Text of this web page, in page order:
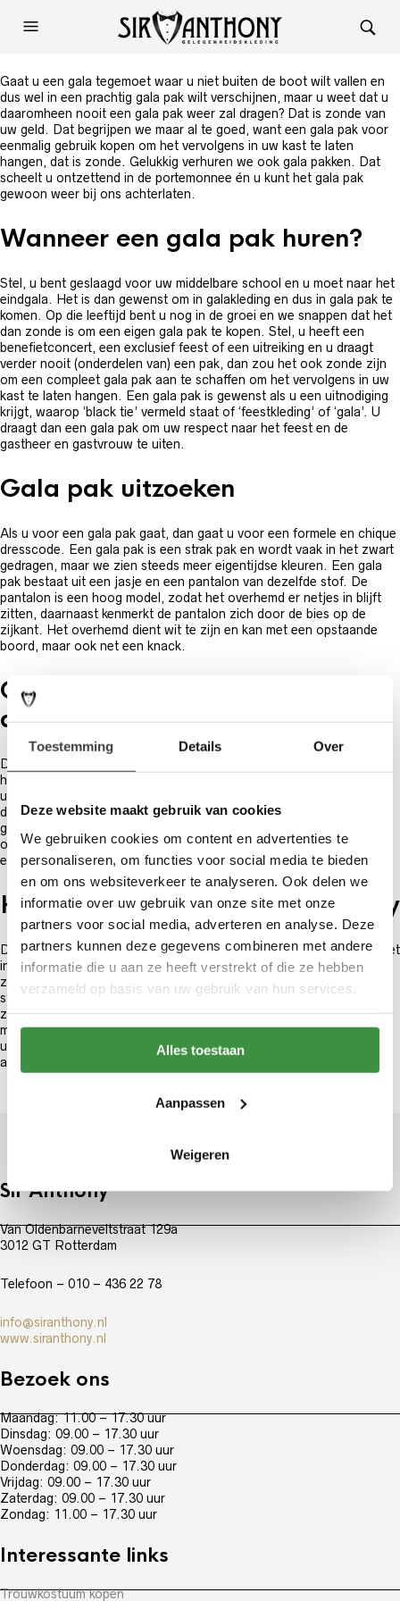
Toestemming Details Over
Deze website maakt gebruik van cookies
We gebruiken cookies om content en advertenties te
personaliseren, om functies voor social media te bieden
en om ons websiteverkeer te analyseren. Ook delen we
informatie over uw gebruik van onze site met onze
partners voor social media, adverteren en analyse. Deze
partners kunnen deze gegevens combineren met andere
informatie die u aan ze heeft verstrekt of die ze hebben
verzameld op basis van uw gebruik van hun services.
Alles toestaan
Aanpassen
Weigeren
Gaat u een gala tegemoet waar u niet buiten de boot wilt vallen en
dus wel in een prachtig gala pak wilt verschijnen, maar u weet dat u
daaromheen nooit een gala pak weer zal dragen? Dat is zonde van
uw geld. Dat begrijpen we maar al te goed, want een gala pak voor
eenmalig gebruik kopen om het vervolgens in uw kast te laten
hangen, dat is zonde. Gelukkig verhuren we ook gala pakken. Dat
scheelt u ontzettend in de portemonnee én u kunt het gala pak
gewoon weer bij ons achterlaten.
Wanneer een gala pak huren?
Stel, u bent geslaagd voor uw middelbare school en u moet naar het
eindgala. Het is dan gewenst om in galakleding en dus in gala pak te
komen. Op die leeftijd bent u nog in de groei en we snappen dat het
dan zonde is om een eigen gala pak te kopen. Stel, u heeft een
benefietconcert, een exclusief feest of een uitreiking en u draagt
verder nooit (onderdelen van) een pak, dan zou het ook zonde zijn
om een compleet gala pak aan te schaffen om het vervolgens in uw
kast te laten hangen. Een gala pak is gewenst als u een uitnodiging
krijgt, waarop ‘black tie’ vermeld staat of ‘feestkleding’ of ‘gala’. U
draagt dan een gala pak om uw respect naar het feest en de
gastheer en gastvrouw te uiten.
Gala pak uitzoeken
Als u voor een gala pak gaat, dan gaat u voor een formele en chique
dresscode. Een gala pak is een strak pak en wordt vaak in het zwart
gedragen, maar we zien steeds meer eigentijdse kleuren. Een gala
pak bestaat uit een jasje en een pantalon van dezelfde stof. De
pantalon is een hoog model, zodat het overhemd er netjes in blijft
zitten, daarnaast kenmerkt de pantalon zich door de bies op de
zijkant. Het overhemd dient wit te zijn en kan met een opstaande
boord, maar ook net een knack.
Gala pak met bijbehorende
accessoires
De benodigde accessoires bij een gala pak kunt u bij de gala pak
huren via Sir Anthony. Zo heeft u alles bij één zaak én we adviseren
u ook graag in wat wel en niet mag volgens de etiquette bij het
dragen van een gala pak. Zo gaat u zelfverzekerd naar de speciale
gelegenheid toe! U kunt onder andere de strik huren, maar ook het
overhemd en de schoenen. Wist u dat het bij een schoolgala
eigenlijk hoort om een corsage te dragen?
Huur uw gala pak bij Sir Anthony
Door een gala pak te huren, bespaart u geld. Daarmee wilt u nog niet
inleveren op kwaliteit en service. Daar hoeft u bij Sir Anthony ook
zeker niet bang voor te zijn. We zijn een begrip in Rotterdam en
staan graag en met veel plezier klaar voor onze klanten. U kunt
zonder afspraak bij ons binnen komen lopen. Op zondag en
maandag beginnen we om 11.00 uur en op de overige dagen 09.30
uur. We sluiten de winkel om 17.30 uur. Wilt u daarbuiten een
afspraak, neem dan contact met ons op!
Sir Anthony
Van Oldenbarneveltstraat 129a
3012 GT Rotterdam
Telefoon – 010 – 436 22 78
info@siranthony.nl
www.siranthony.nl
Bezoek ons
Maandag: 11.00 – 17.30 uur
Dinsdag: 09.00 – 17.30 uur
Woensdag: 09.00 – 17.30 uur
Donderdag: 09.00 – 17.30 uur
Vrijdag: 09.00 – 17.30 uur
Zaterdag: 09.00 – 17.30 uur
Zondag: 11.00 – 17.30 uur
Interessante links
Trouwkostuum kopen